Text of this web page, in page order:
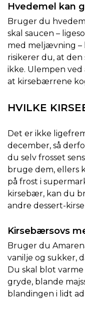
Hvedemel kan
Bruger du
skal saucen –
med meljævning –
risikerer du, at
ikke. Ulempen
at kirsebærrene
HVILKE
Det er ikke
december, så
du selv frosset
bruge dem, ellers
på frost i
kirsebær, kan du
andre dessert-
Kirsebærsovs
Bruger du
vanilje og sukker,
Du skal blot
gryde, blande
blandingen i lidt